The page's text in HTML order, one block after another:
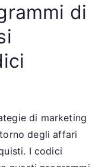
di
di marketing
degli affari
I codici